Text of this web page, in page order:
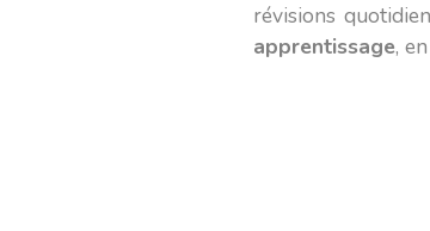
révisions
apprentissage,